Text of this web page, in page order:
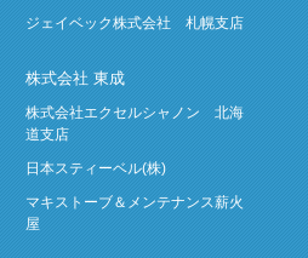
ジェイベック株式会社 札幌支店
株式会社 東成
株式会社エクセルシャノン 北海
道支店
日本スティーベル(株)
マキストーブ＆メンテナンス薪火
屋